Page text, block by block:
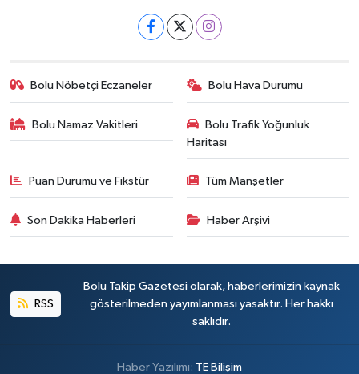
Bolu Nöbetçi Eczaneler Bolu Hava Durumu
Bolu Namaz Vakitleri
Bolu Trafik Yoğunluk
Haritası
Puan Durumu ve Fikstür Tüm Manşetler
Son Dakika Haberleri Haber Arşivi
RSS
Bolu Takip Gazetesi olarak, haberlerimizin kaynak
gösterilmeden yayımlanması yasaktır. Her hakkı
saklıdır.
Haber Yazılımı: TE Bilişim